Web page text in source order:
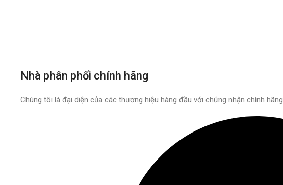
Nhà phân phối chính hãng
Chúng tôi là đại diện của các thương hiệu hàng đầu với chứng nhận chính hãng